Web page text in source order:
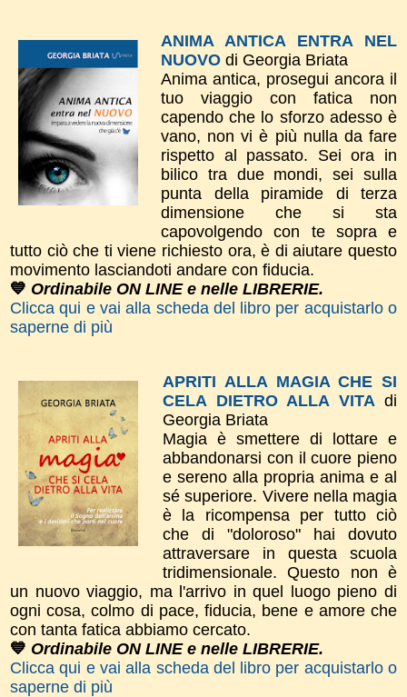
ANIMA ANTICA ENTRA NEL
NUOVO di Georgia Briata
Anima antica, prosegui ancora il
tuo viaggio con fatica non
capendo che lo sforzo adesso è
vano, non vi è più nulla da fare
rispetto al passato. Sei ora in
bilico tra due mondi, sei sulla
punta della piramide di terza
dimensione che si sta
capovolgendo con te sopra e
tutto ciò che ti viene richiesto ora, è di aiutare questo
movimento lasciandoti andare con fiducia.
💙 Ordinabile ON LINE e nelle LIBRERIE.
Clicca qui e vai alla scheda del libro per acquistarlo o
saperne di più
APRITI ALLA MAGIA CHE SI
CELA DIETRO ALLA VITA di
Georgia Briata
Magia è smettere di lottare e
abbandonarsi con il cuore pieno
e sereno alla propria anima e al
sé superiore. Vivere nella magia
è la ricompensa per tutto ciò
che di "doloroso" hai dovuto
attraversare in questa scuola
tridimensionale. Questo non è
un nuovo viaggio, ma l'arrivo in quel luogo pieno di
ogni cosa, colmo di pace, fiducia, bene e amore che
con tanta fatica abbiamo cercato.
💙 Ordinabile ON LINE e nelle LIBRERIE.
Clicca qui e vai alla scheda del libro per acquistarlo o
saperne di più